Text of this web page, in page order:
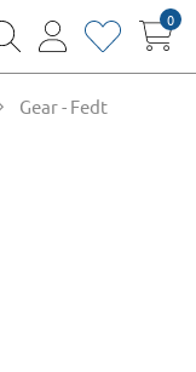
magnifying
user
heart0
Gear - Fedt